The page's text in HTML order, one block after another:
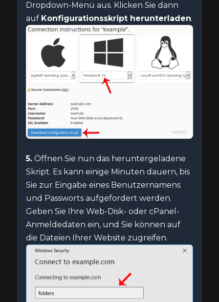
Dropdown-Menü aus. Klicken Sie dann
auf Konfigurationsskript herunterladen.
5. Öffnen Sie nun das heruntergeladene
Skript. Es kann einige Minuten dauern, bis
Sie zur Eingabe eines Benutzernamens
und Passworts aufgefordert werden.
Geben Sie Ihre Web-Disk- oder cPanel-
Anmeldedaten ein, und Sie können auf
die Dateien Ihrer Website zugreifen.